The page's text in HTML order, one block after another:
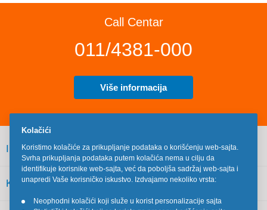
Call Centar
011/4381-000
Više informacija
INFORMACIJE
KORISNIČKI SERVIS
Kolačići
Koristimo kolačiće za prikupljanje podataka o korišćenju web-sajta.
Svrha prikupljanja podataka putem kolačića nema u cilju da
identifikuje korisnike web-sajta, već da poboljša sadržaj web-sajta i
unapredi Vaše korisničko iskustvo. Izdvajamo nekoliko vrsta:
•
Neophodni kolačići koji služe u korist personalizacije sajta